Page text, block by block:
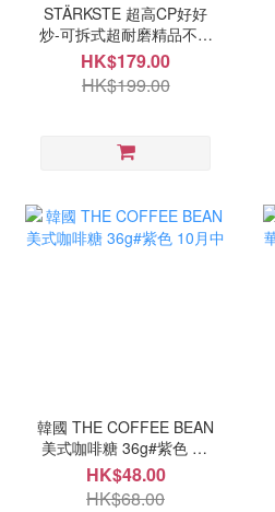
STÄRKSTE 超高CP好好
炒-可拆式超耐磨精品不沾
鍋四件組 10月中
HK$179.00
HK$199.00
韓國 THE COFFEE BEAN
美式咖啡糖 36g#紫色 10
月中
HK$48.00
HK$68.00